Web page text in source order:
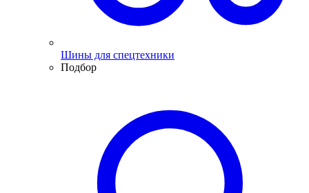
Шины для спецтехники
Подбор